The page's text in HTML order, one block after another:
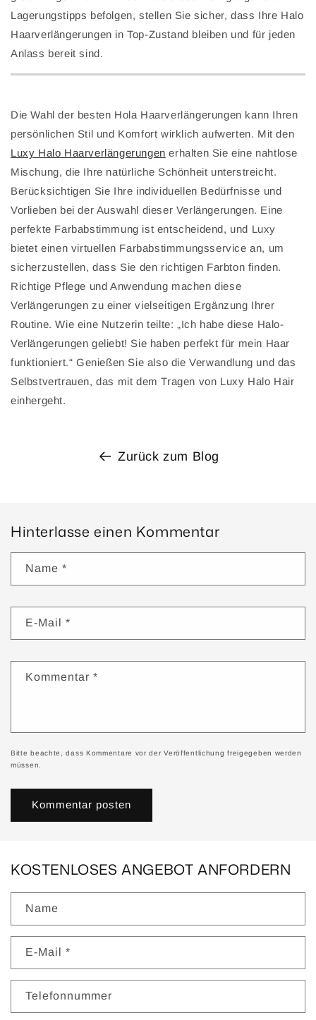
Lagerungstipps befolgen, stellen Sie sicher, dass Ihre Halo
Haarverlängerungen in Top-Zustand bleiben und für jeden
Anlass bereit sind.
Die Wahl der besten Hola Haarverlängerungen kann Ihren
persönlichen Stil und Komfort wirklich aufwerten. Mit den
Luxy Halo Haarverlängerungen erhalten Sie eine nahtlose
Mischung, die Ihre natürliche Schönheit unterstreicht.
Berücksichtigen Sie Ihre individuellen Bedürfnisse und
Vorlieben bei der Auswahl dieser Verlängerungen. Eine
perfekte Farbabstimmung ist entscheidend, und Luxy
bietet einen virtuellen Farbabstimmungsservice an, um
sicherzustellen, dass Sie den richtigen Farbton finden.
Richtige Pflege und Anwendung machen diese
Verlängerungen zu einer vielseitigen Ergänzung Ihrer
Routine. Wie eine Nutzerin teilte: „Ich habe diese Halo-
Verlängerungen geliebt! Sie haben perfekt für mein Haar
funktioniert.“ Genießen Sie also die Verwandlung und das
Selbstvertrauen, das mit dem Tragen von Luxy Halo Hair
einhergeht.
Zurück zum Blog
Hinterlasse einen Kommentar
Name *
E-Mail *
Kommentar *
Bitte beachte, dass Kommentare vor der Veröffentlichung freigegeben werden
müssen.
KOSTENLOSES ANGEBOT ANFORDERN
Name
E-Mail *
Telefonnummer